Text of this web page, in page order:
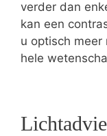
verder dan
kan een
u optisch meer
hele